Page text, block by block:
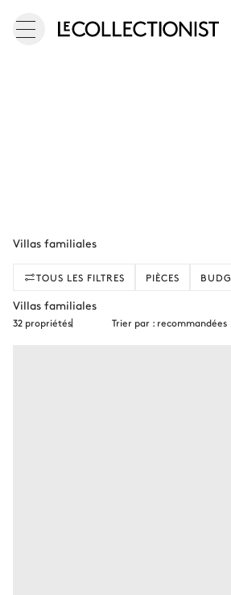
TOUS LES FILTRES PIÈCES
Villas familiales
32 propriétés Trier par : recommandées
Villas familiales